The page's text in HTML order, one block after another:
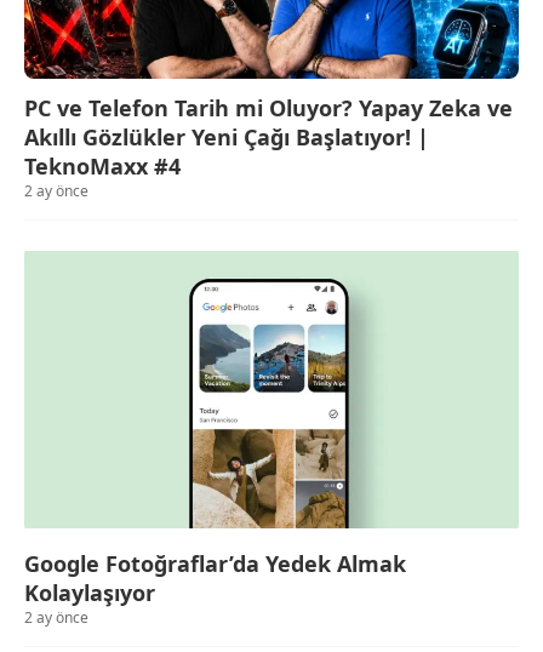
PC ve Telefon Tarih mi Oluyor? Yapay Zeka ve
Akıllı Gözlükler Yeni Çağı Başlatıyor! |
TeknoMaxx #4
2 ay önce
Google Fotoğraflar’da Yedek Almak
Kolaylaşıyor
2 ay önce